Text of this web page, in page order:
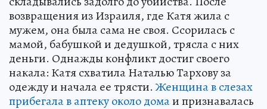
возвращения из Израиля, где Катя жила с
мужем, она была сама не своя. Ссорилась с
мамой, бабушкой и дедушкой, трясла с них
деньги. Однажды конфликт достиг своего
накала: Катя схватила Наталью Тархову за
одежду и начала ее трясти. Женщина в слезах
прибегала в аптеку около домаи признавалась